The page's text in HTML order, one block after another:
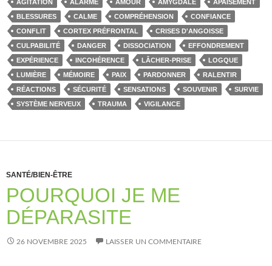
AGITATION ALARME AMOUR AMYGDALE
APAISEMENT
BLESSURES
CALME COMPRÉHENSION
CONFIANCE
CONFLIT
CORTEX PRÉFRONTAL
CRISES D'ANGOISSE
CULPABILITÉ
DANGER DISSOCIATION
EFFONDREMENT
EXPÉRIENCE
INCOHÉRENCE LÂCHER-PRISE
LOGQUE
LUMIÈRE
MÉMOIRE PAIX PARDONNER
RALENTIR
RÉACTIONS
SÉCURITÉ SENSATIONS SOUVENIR
SURVIE
SYSTÈME NERVEUX
TRAUMA VIGILANCE
SANTÉ/BIEN-ÊTRE
POURQUOI JE ME
DÉPARASITE
26 NOVEMBRE 2025 LAISSER UN COMMENTAIRE